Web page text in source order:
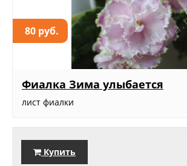
80 руб.
Фиалка Зима улыбается
лист фиалки
Купить